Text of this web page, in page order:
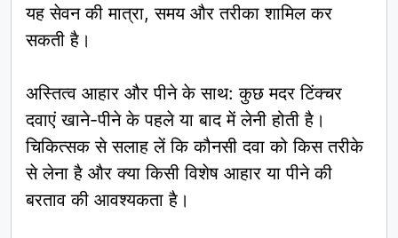
यह सेवन की मात्रा, समय और तरीका शामिल कर
सकती है।
अस्तित्व आहार और पीने के साथ: कुछ मदर टिंक्चर
दवाएं खाने-पीने के पहले या बाद में लेनी होती है।
चिकित्सक से सलाह लें कि कौनसी दवा को किस तरीके
से लेना है और क्या किसी विशेष आहार या पीने की
बरताव की आवश्यकता है।